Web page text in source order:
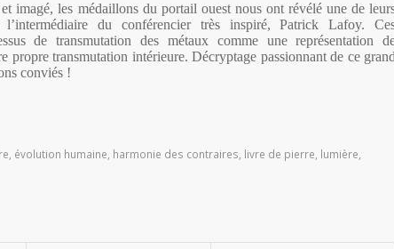
imagé, les médaillons du portail ouest nous ont révélé une de
du conférencier très inspiré, Patrick Lafoy.
de transmutation des métaux comme une représentation
propre transmutation intérieure. Décryptage passionnant de ce grand
conviés !
, évolution humaine, harmonie des contraires, livre de pierre, lumière,